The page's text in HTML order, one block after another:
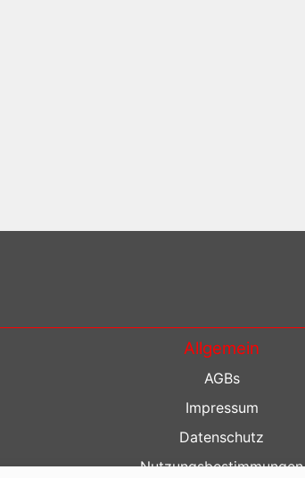
Allgemein
AGBs
Impressum
Datenschutz
Nutzungsbestimmungen